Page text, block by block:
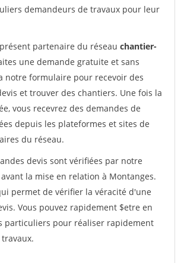
demandeurs de travaux pour leur
partenaire du réseau chantier-
une demande gratuite et sans
notre formulaire pour recevoir des
et trouver des chantiers. Une fois la
vous recevrez des demandes de
depuis les plateformes et sites de
du réseau.
devis sont vérifiées par notre
la mise en relation à Montanges.
permet de vérifier la véracité d'une
Vous pouvez rapidement $etre en
particuliers pour réaliser rapidement